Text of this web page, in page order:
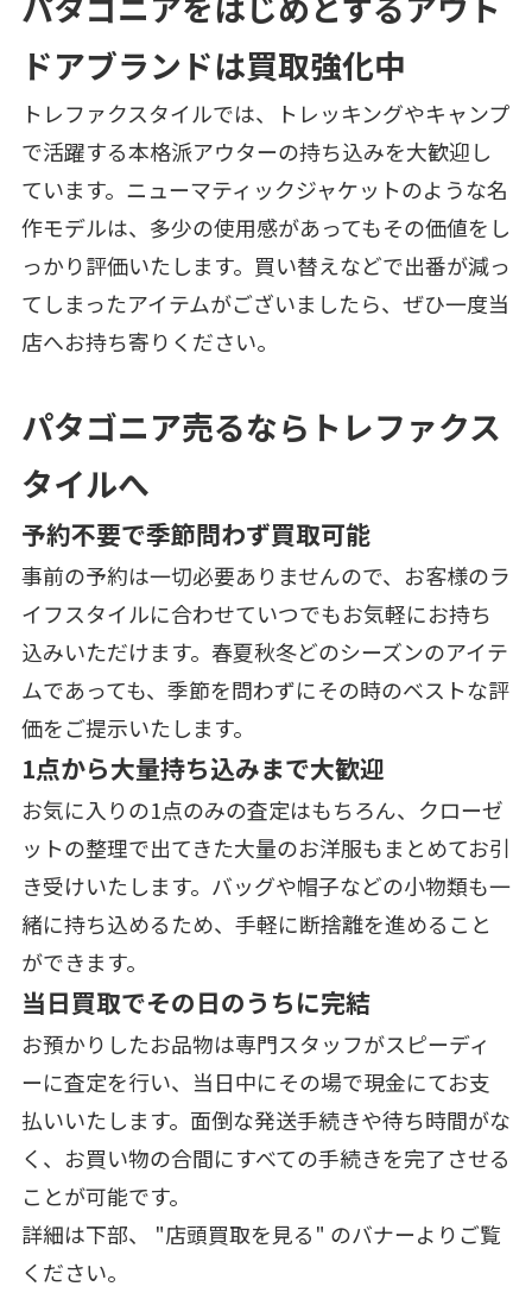
ドアブランドは買取強化中
トレファクスタイルでは、トレッキングやキャンプ
で活躍する本格派アウターの持ち込みを大歓迎し
ています。ニューマティックジャケットのような名
作モデルは、多少の使用感があってもその価値をし
っかり評価いたします。買い替えなどで出番が減っ
てしまったアイテムがございましたら、ぜひ一度当
店へお持ち寄りください。
パタゴニア売るならトレファクス
タイルへ
予約不要で季節問わず買取可能
事前の予約は一切必要ありませんので、お客様のラ
イフスタイルに合わせていつでもお気軽にお持ち
込みいただけます。春夏秋冬どのシーズンのアイテ
ムであっても、季節を問わずにその時のベストな評
価をご提示いたします。
1点から大量持ち込みまで大歓迎
お気に入りの1点のみの査定はもちろん、クローゼ
ットの整理で出てきた大量のお洋服もまとめてお引
き受けいたします。バッグや帽子などの小物類も一
緒に持ち込めるため、手軽に断捨離を進めること
ができます。
当日買取でその日のうちに完結
お預かりしたお品物は専門スタッフがスピーディ
ーに査定を行い、当日中にその場で現金にてお支
払いいたします。面倒な発送手続きや待ち時間がな
く、お買い物の合間にすべての手続きを完了させる
ことが可能です。
詳細は下部、 "店頭買取を見る" のバナーよりご覧
ください。